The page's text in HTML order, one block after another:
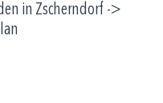
in Zscherndorf ->